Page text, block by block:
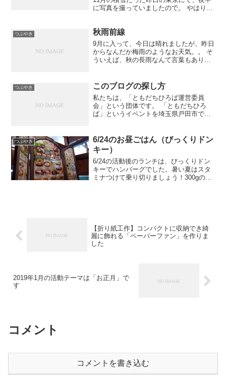
に写真を撮っていましたので。 やはりア
の上は翌朝も雪が残っていました。 まだ
11月だという...
つぶやき 秋雨前線
9月に入って、今日は晴れましたが、昨日
からなんだか梅雨のようなお天気。。 そ
ういえば、秋の長雨なんて言葉もありま
うになるそうですよ。 明日も関東は雨で
すかね。。
つぶやき このブログの探し方
私たちは、「ともだちひろば運営委員
会」という団体です。 「ともだちひろ
ば」というイベントを埼玉県戸田市で定
ログは、「ともだちひろばのひろば」と
いいます。 ということで...
つぶやき
6/24のお昼ごはん（びっくりドン
キー）
6/24の活動後のランチは、びっくりドン
キーでハンバーグでした。暑い夏はスタ
ミナつけて乗り切りましょう！300gのハ
【折り紙工作】コンパクトに収納でき綺
麗に飾れる「ペーパーファン」を作りま
した
2019年1月の活動テーマは「お正月」で
す
コメント
コメントを書き込む